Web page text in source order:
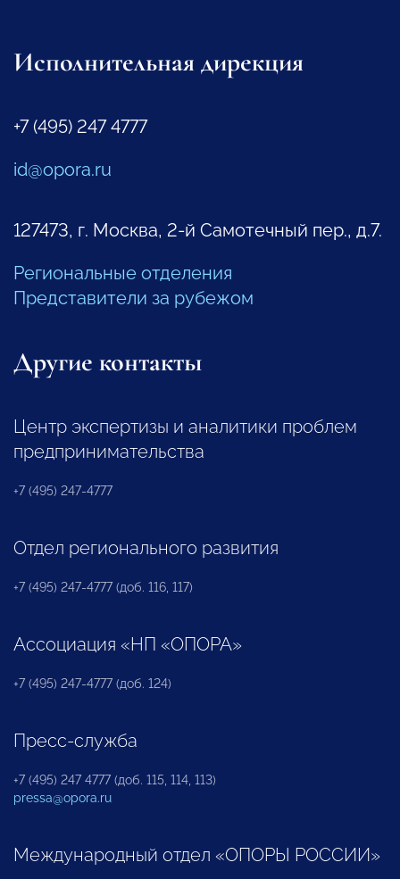
Исполнительная дирекция
+7 (495) 247 4777
id@opora.ru
127473, г. Москва, 2-й Самотечный пер., д.7.
Региональные отделения
Представители за рубежом
Другие контакты
Центр экспертизы и аналитики проблем
предпринимательства
+7 (495) 247-4777
Отдел регионального развития
+7 (495) 247-4777 (доб. 116, 117)
Ассоциация «НП «ОПОРА»
+7 (495) 247-4777 (доб. 124)
Пресс-служба
+7 (495) 247 4777 (доб. 115, 114, 113)
pressa@opora.ru
Международный отдел «ОПОРЫ РОССИИ»